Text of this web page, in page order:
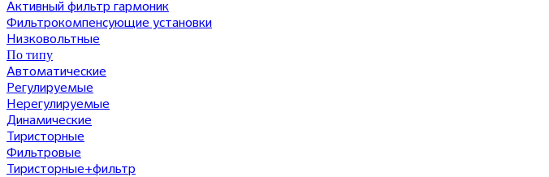
Активный фильтр гармоник
Фильтрокомпенсующие установки
Низковольтные
По типу
Автоматические
Регулируемые
Нерегулируемые
Динамические
Тиристорные
Фильтровые
Тиристорные+фильтр